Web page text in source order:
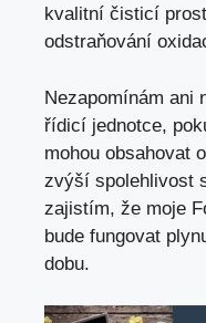
kvalitní čisticí
odstraňování
Nezapomínám ani
řídicí jednotce,
mohou obsahovat
zvýší spolehlivost
zajistím, že moje
bude fungovat
dobu.